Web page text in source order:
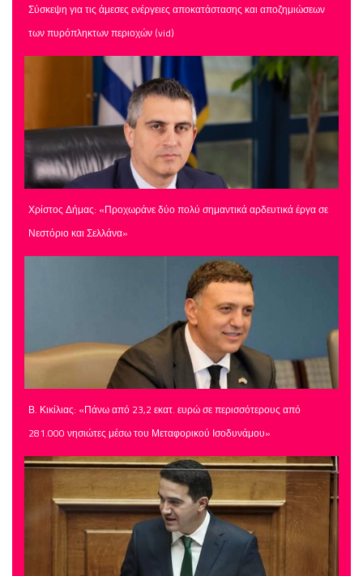
Σύσκεψη για τις άμεσες ενέργειες αποκατάστασης και αποζημιώσεων
των πυρόπληκτων περιοχών (vid)
Χρίστος Δήμας: «Προχωράνε δύο πολύ σημαντικά αρδευτικά έργα σε
Νεστόριο και Σελλάνα»
Β. Κικίλιας: «Πάνω από 23,2 εκατ. ευρώ σε περισσότερους από
281.000 νησιώτες μέσω του Μεταφορικού Ισοδυνάμου»